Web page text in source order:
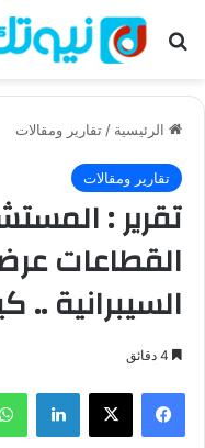
بحث عن
الرئيسية / تقارير ومقالات
تقارير ومقالات
تقرير :
القطاعات
السيبرانية
فيسبوك ‫X